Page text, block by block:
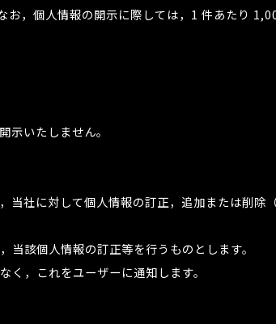
お，個人情報の開示に際しては，1 件あたり
いたしません。
社に対して個人情報の訂正，追加または削除
該個人情報の訂正等を行うものとします。
，これをユーザーに通知します。